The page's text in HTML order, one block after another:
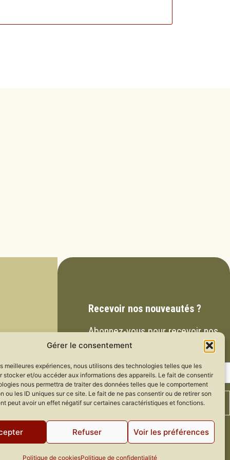
Gérer le consentement
meilleures expériences, nous utilisons des technologies telles que les
stocker et/ou accéder aux informations des appareils. Le fait de consentir
nous permettra de traiter des données telles que le comportement
ou les ID uniques sur ce site. Le fait de ne pas consentir ou de retirer son
peut avoir un effet négatif sur certaines caractéristiques et fonctions.
Refuser Voir les préférences
Politique de cookiesPolitique de confidentialité
Recevoir nos nouveautés ?
Abonnez-vous pour recevoir nos
dernières actualités.